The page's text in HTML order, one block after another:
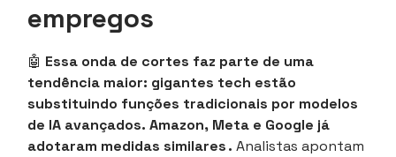
empregos
🤖 Essa onda de cortes faz parte de uma
tendência maior: gigantes tech estão
substituindo funções tradicionais por modelos
de IA avançados. Amazon, Meta e Google já
adotaram medidas similares . Analistas apontam